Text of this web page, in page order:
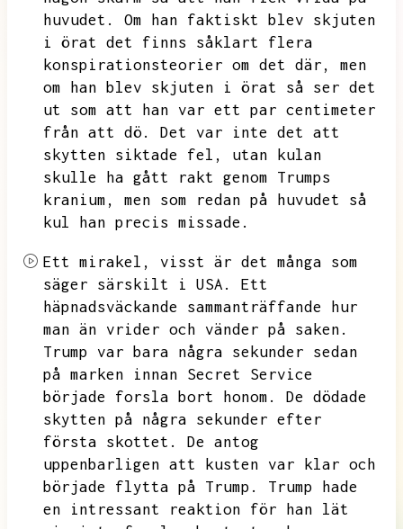
huvudet.
Om han faktiskt blev skjuten
i örat det finns såklart flera
konspirationsteorier om det där,
men
om han blev skjuten i örat så ser det
ut som att han var ett par centimeter
från att dö.
Det var inte det att
skytten siktade fel,
utan kulan
skulle ha gått rakt genom Trumps
kranium,
men som redan på huvudet så
kul han precis missade.
Ett mirakel,
visst är det många som
säger särskilt i USA.
Ett
häpnadsväckande sammanträffande hur
man än vrider och vänder på saken.
Trump var bara några sekunder sedan
på marken innan Secret Service
började forsla bort honom.
De dödade
skytten på några sekunder efter
första skottet.
De antog
uppenbarligen att kusten var klar och
började flytta på Trump.
Trump hade
en intressant
reaktion för han lät